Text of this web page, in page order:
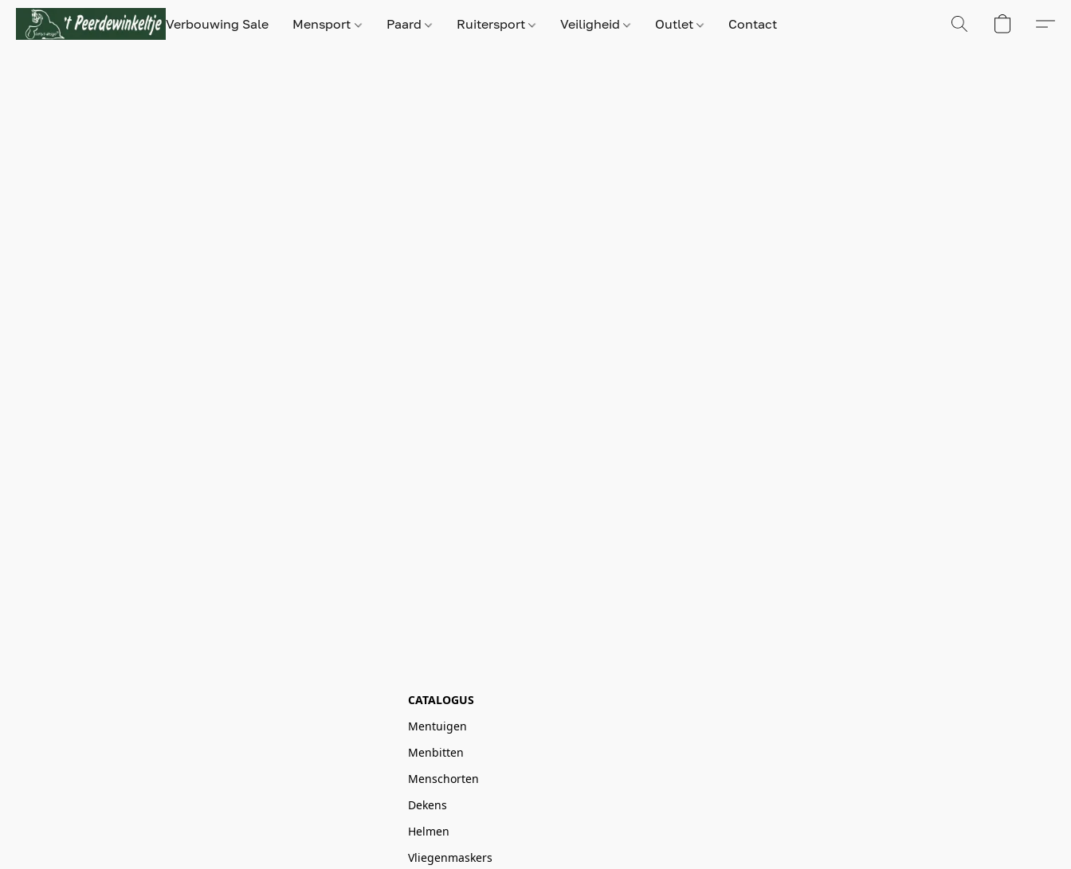
Verbouwing Sale Mensport Paard Ruitersport Veiligheid Outlet Contact
CATALOGUS
Mentuigen
Menbitten
Menschorten
Dekens
Helmen
Vliegenmaskers